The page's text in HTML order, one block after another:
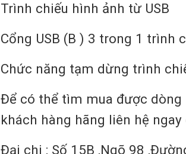
Trình chiếu hình ảnh từ USB
Cổng USB (B ) 3 trong 1 trình
Chức năng tạm dừng trình
Để có thể tìm mua được dòng
khách hàng hãng liên hệ
Đại chi : Số 15B ,Ngõ 98